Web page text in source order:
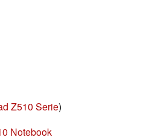
Z510 Serie)
Notebook